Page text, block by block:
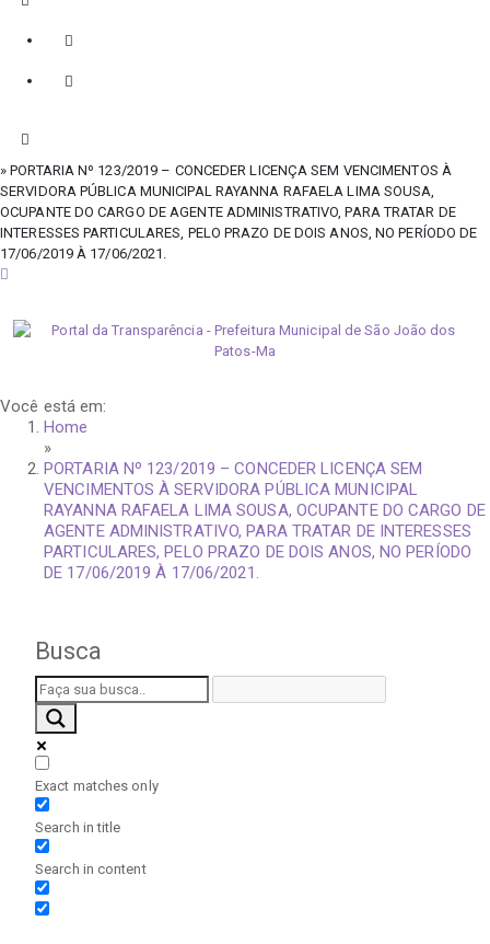
» PORTARIA Nº 123/2019 – CONCEDER LICENÇA SEM VENCIMENTOS À
SERVIDORA PÚBLICA MUNICIPAL RAYANNA RAFAELA LIMA SOUSA,
OCUPANTE DO CARGO DE AGENTE ADMINISTRATIVO, PARA TRATAR DE
INTERESSES PARTICULARES, PELO PRAZO DE DOIS ANOS, NO PERÍODO DE
17/06/2019 À 17/06/2021.
Você está em:
Home
»
PORTARIA Nº 123/2019 – CONCEDER LICENÇA SEM
VENCIMENTOS À SERVIDORA PÚBLICA MUNICIPAL
RAYANNA RAFAELA LIMA SOUSA, OCUPANTE DO CARGO DE
AGENTE ADMINISTRATIVO, PARA TRATAR DE INTERESSES
PARTICULARES, PELO PRAZO DE DOIS ANOS, NO PERÍODO
DE 17/06/2019 À 17/06/2021.
Busca
Exact matches only
Search in title
Search in content